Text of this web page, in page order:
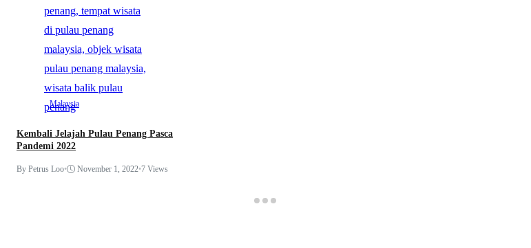
Malaysia
Kembali Jelajah Pulau Penang Pasca
Pandemi 2022
By Petrus Loo• November 1, 2022•7 Views